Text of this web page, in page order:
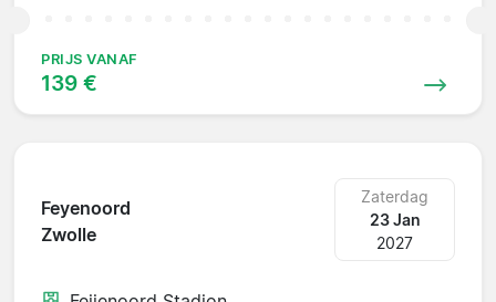
PRIJS VANAF
139 €
Feyenoord
Zwolle
Zaterdag
23 Jan
2027